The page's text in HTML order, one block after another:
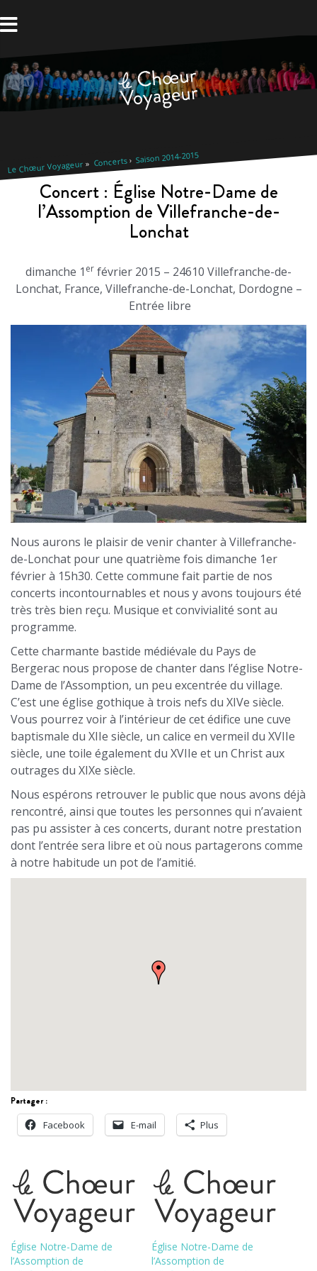
au
Le Chœur Voyageur Concerts Saison 2014-2015
Concert : Église Notre-Dame de
l’Assomption de Villefranche-de-
Lonchat
dimanche 1 er février 2015 – 24610 Villefranche-de-
Lonchat, France, Villefranche-de-Lonchat, Dordogne –
Entrée libre
Nous aurons le plaisir de venir chanter à Villefranche-
de-Lonchat pour une quatrième fois dimanche 1er
février à 15h30. Cette commune fait partie de nos
concerts incontournables et nous y avons toujours été
très très bien reçu. Musique et convivialité sont au
programme.
Cette charmante bastide médiévale du Pays de
Bergerac nous propose de chanter dans l’église Notre-
Dame de l’Assomption, un peu excentrée du village.
C’est une église gothique à trois nefs du XIVe siècle.
Vous pourrez voir à l’intérieur de cet édifice une cuve
baptismale du XIIe siècle, un calice en vermeil du XVIIe
siècle, une toile également du XVIIe et un Christ aux
outrages du XIXe siècle.
Nous espérons retrouver le public que nous avons déjà
rencontré, ainsi que toutes les personnes qui n’avaient
pas pu assister à ces concerts, durant notre prestation
dont l’entrée sera libre et où nous partagerons comme
à notre habitude un pot de l’amitié.
Partager :
Facebook
E-mail Plus
Église Notre-Dame de
l’Assomption de
Église Notre-Dame de
l’Assomption de